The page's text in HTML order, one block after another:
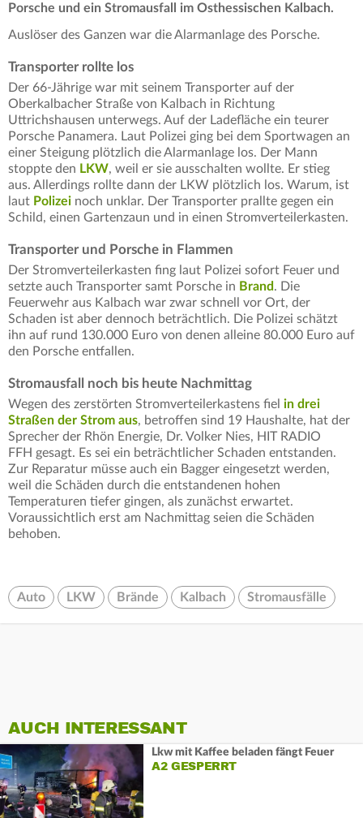
Porsche und ein Stromausfall im Osthessischen Kalbach.
Auslöser des Ganzen war die Alarmanlage des Porsche.
Transporter rollte los
Der 66-Jährige war mit seinem Transporter auf der
Oberkalbacher Straße von Kalbach in Richtung
Uttrichshausen unterwegs. Auf der Ladefläche ein teurer
Porsche Panamera. Laut Polizei ging bei dem Sportwagen an
einer Steigung plötzlich die Alarmanlage los. Der Mann
stoppte den LKW, weil er sie ausschalten wollte. Er stieg
aus. Allerdings rollte dann der LKW plötzlich los. Warum, ist
laut Polizei noch unklar. Der Transporter prallte gegen ein
Schild, einen Gartenzaun und in einen Stromverteilerkasten.
Transporter und Porsche in Flammen
Der Stromverteilerkasten fing laut Polizei sofort Feuer und
setzte auch Transporter samt Porsche in Brand. Die
Feuerwehr aus Kalbach war zwar schnell vor Ort, der
Schaden ist aber dennoch beträchtlich. Die Polizei schätzt
ihn auf rund 130.000 Euro von denen alleine 80.000 Euro auf
den Porsche entfallen.
Stromausfall noch bis heute Nachmittag
Wegen des zerstörten Stromverteilerkastens fiel in drei
Straßen der Strom aus, betroffen sind 19 Haushalte, hat der
Sprecher der Rhön Energie, Dr. Volker Nies, HIT RADIO
FFH gesagt. Es sei ein beträchtlicher Schaden entstanden.
Zur Reparatur müsse auch ein Bagger eingesetzt werden,
weil die Schäden durch die entstandenen hohen
Temperaturen tiefer gingen, als zunächst erwartet.
Voraussichtlich erst am Nachmittag seien die Schäden
behoben.
Auto LKW Brände Kalbach Stromausfälle
AUCH INTERESSANT
Lkw mit Kaffee beladen fängt Feuer
A2 GESPERRT